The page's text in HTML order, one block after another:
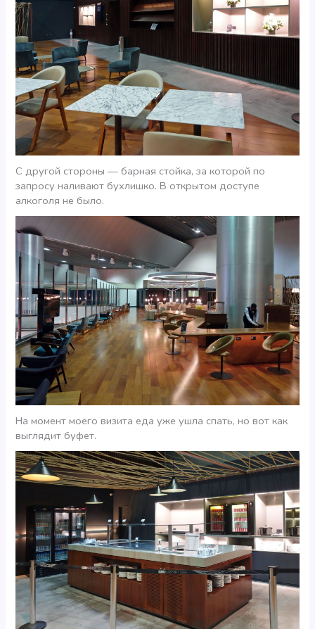
С другой стороны — барная стойка, за которой по
запросу наливают бухлишко. В открытом доступе
алкоголя не было.
На момент моего визита еда уже ушла спать, но вот как
выглядит буфет.